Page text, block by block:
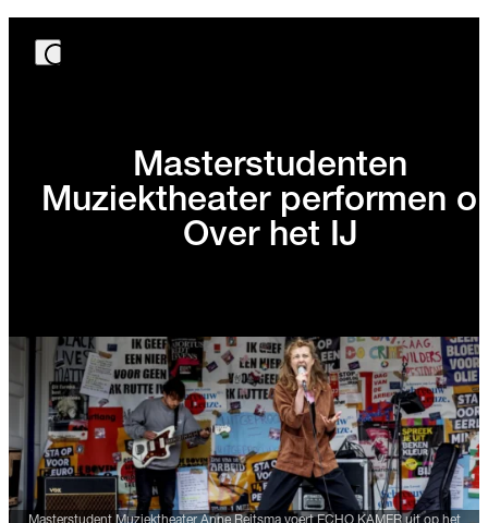
Masterstudenten
Muziektheater performen
Over het IJ